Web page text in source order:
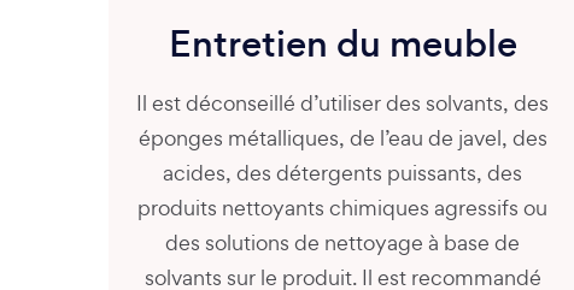
Entretien du meuble
Il est déconseillé d’utiliser des solvants, des
éponges métalliques, de l’eau de javel, des
acides, des détergents puissants, des
produits nettoyants chimiques agressifs ou
des solutions de nettoyage à base de
solvants sur le produit. Il est recommandé